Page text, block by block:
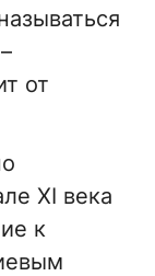
от
ХI века
к